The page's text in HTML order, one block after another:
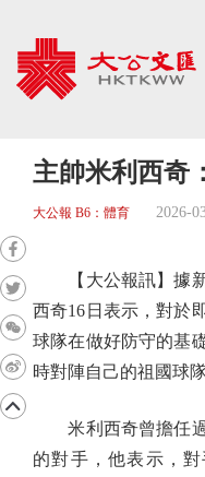
主帥米利西奇
大公報 B6：體育 2026-
【大公報訊】據新
西奇16日表示，對於
球隊在做好防守的基
時對陣自己的祖國球
米利西奇曾擔任過
的對手，他表示，